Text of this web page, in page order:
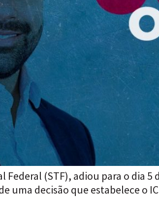
(STF), adiou para o dia
uma decisão que estabelece o